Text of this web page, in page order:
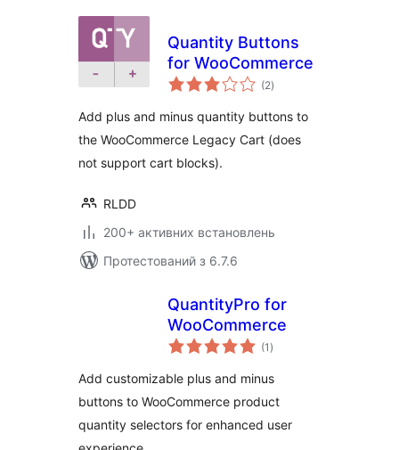
Quantity Buttons
for WooCommerce
(2загальний
рейтинг
)
Add plus and minus quantity buttons to
the WooCommerce Legacy Cart (does
not support cart blocks).
RLDD
200+ активних встановлень
Протестований з 6.7.6
QuantityPro for
WooCommerce
(1 загальний
рейтинг
)
Add customizable plus and minus
buttons to WooCommerce product
quantity selectors for enhanced user